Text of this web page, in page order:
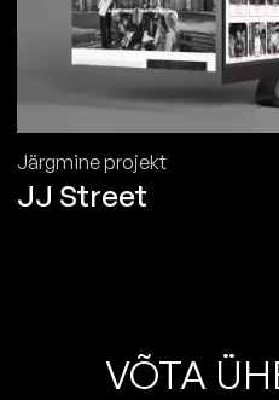
Järgmine projekt
JJ Street
VÕTA ÜH